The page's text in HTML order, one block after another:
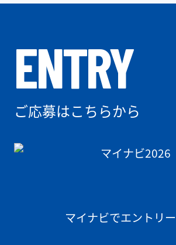
ENTRY
ご応募はこちらから
マイナビでエントリー